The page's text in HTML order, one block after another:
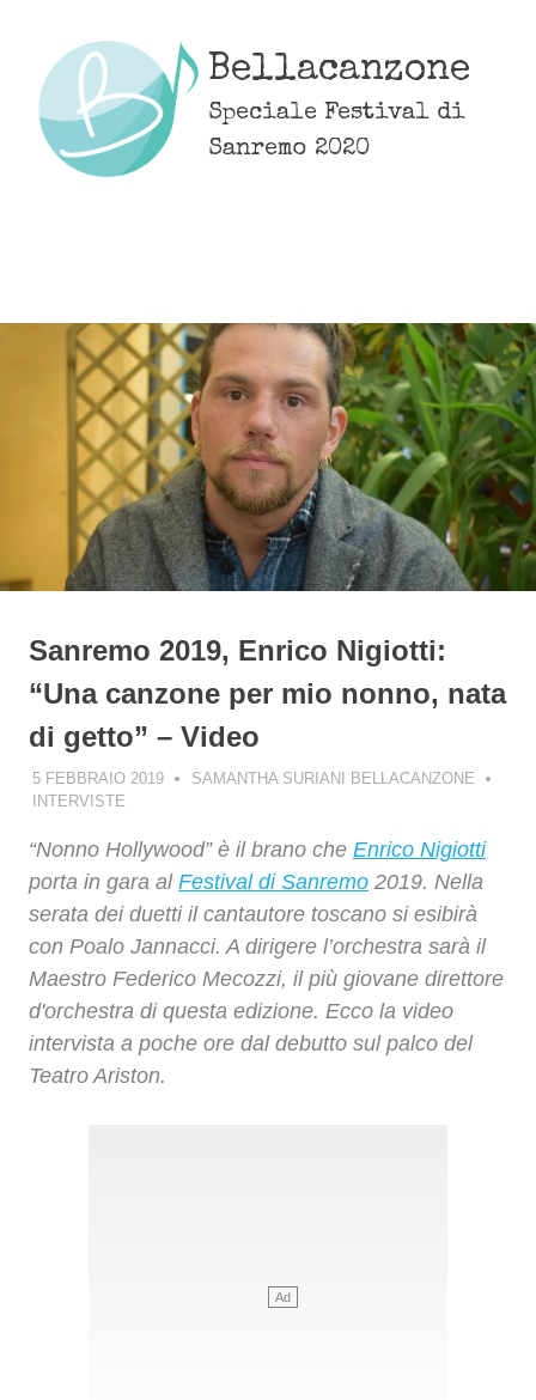
content
Bellacanzone
Speciale Festival di
Sanremo 2020
Sanremo 2019, Enrico Nigiotti:
“Una canzone per mio nonno, nata
di getto” – Video
5 FEBBRAIO 2019
SAMANTHA SURIANI BELLACANZONE
INTERVISTE
“Nonno Hollywood” è il brano che Enrico Nigiotti
porta in gara al Festival di Sanremo 2019. Nella
serata dei duetti il cantautore toscano si esibirà
con Poalo Jannacci. A dirigere l’orchestra sarà il
Maestro Federico Mecozzi, il più giovane direttore
d'orchestra di questa edizione. Ecco la video
intervista a poche ore dal debutto sul palco del
Teatro Ariston.